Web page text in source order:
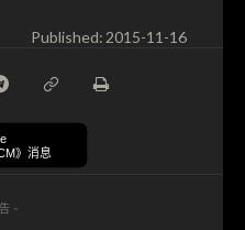
Published:2015-11-16
》消息
-